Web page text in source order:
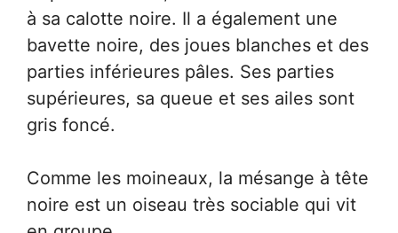
à sa calotte noire. Il a également une
bavette noire, des joues blanches et des
parties inférieures pâles. Ses parties
supérieures, sa queue et ses ailes sont
gris foncé.
Comme les moineaux, la mésange à tête
noire est un oiseau très sociable qui vit